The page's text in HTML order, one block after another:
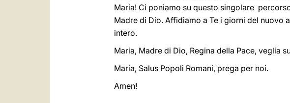
Maria! Ci poniamo su questo singolare
Madre di Dio. Affidiamo a Te i giorni del nuovo
intero.
Maria, Madre di Dio, Regina della Pace, veglia
Maria, Salus Popoli Romani, prega per noi.
Amen!